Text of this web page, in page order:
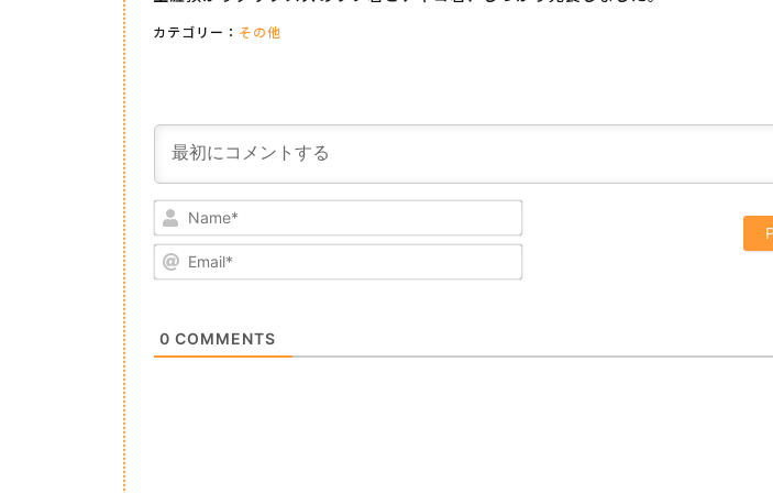
カテゴリー： その他
Name*
Email*
0 COMMENTS